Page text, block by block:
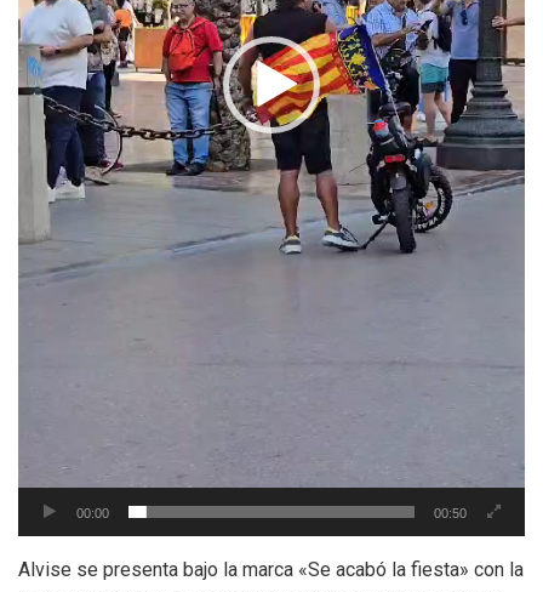
00:00 00:50
Alvise se presenta bajo la marca «Se acabó la fiesta» con la